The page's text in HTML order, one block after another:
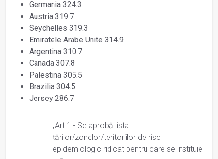
Germania 324.3
Austria 319.7
Seychelles 319.3
Emiratele Arabe Unite 314.9
Argentina 310.7
Canada 307.8
Palestina 305.5
Brazilia 304.5
Jersey 286.7
„Art.1 - Se aprobă lista
țărilor/zonelor/teritoriilor de risc
epidemiologic ridicat pentru care se instituie